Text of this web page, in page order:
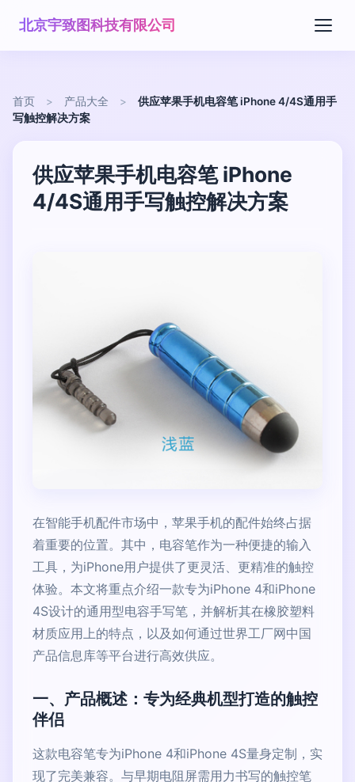
北京宇致图科技有限公司
首页 > 产品大全 >
供应苹果手机电容笔 iPhone 4/4S通用手
写触控解决方案
供应苹果手机电容笔 iPhone
4/4S通用手写触控解决方案
在智能手机配件市场中，苹果手机的配件始终占据
着重要的位置。其中，电容笔作为一种便捷的输入
工具，为iPhone用户提供了更灵活、更精准的触控
体验。本文将重点介绍一款专为iPhone 4和iPhone
4S设计的通用型电容手写笔，并解析其在橡胶塑料
材质应用上的特点，以及如何通过世界工厂网中国
产品信息库等平台进行高效供应。
一、产品概述：专为经典机型打造的触控
伴侣
这款电容笔专为iPhone 4和iPhone 4S量身定制，实
现了完美兼容。与早期电阻屏需用力书写的触控笔